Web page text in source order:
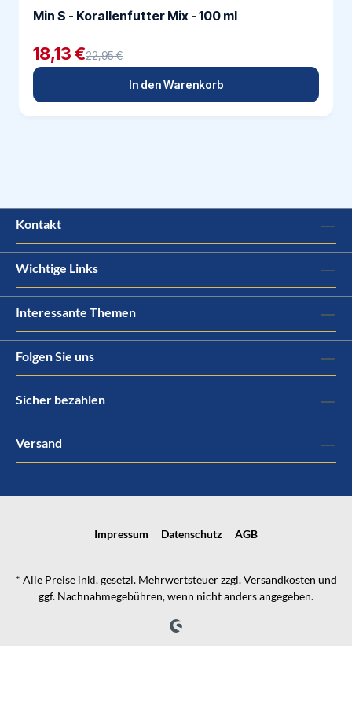
Min S - Korallenfutter Mix - 100 ml
18,13 €22,95 €
In den Warenkorb
Kontakt
Wichtige Links
Interessante Themen
Folgen Sie uns
Sicher bezahlen
Versand
Impressum Datenschutz AGB
* Alle Preise inkl. gesetzl. Mehrwertsteuer zzgl.Versandkosten und
ggf. Nachnahmegebühren, wenn nicht anders angegeben.